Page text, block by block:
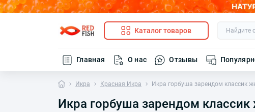
Каталог товаров
Главная О нас Отзывы
Икра Красная Икра Икра горбуша зарендом классик
Икра горбуша зарендом